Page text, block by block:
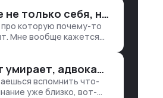
нужно было:
данные в одну базу и
их оттуда вручную:
ручками
Обучайте не только себя, но и клиентов
которую почему-то
Мне вообще кажется
Интернет умирает, адвокаты и судьи в растерянности, а я хочу песню
вспомнить что-
уже близко, вот-